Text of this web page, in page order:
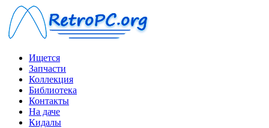
Ищется
Запчасти
Коллекция
Библиотека
Контакты
На даче
Кидалы